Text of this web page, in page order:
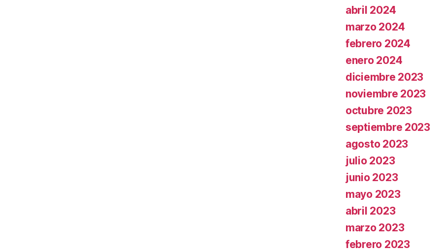
abril 2024
marzo 2024
febrero 2024
enero 2024
diciembre 2023
noviembre 2023
octubre 2023
septiembre 2023
agosto 2023
julio 2023
junio 2023
mayo 2023
abril 2023
marzo 2023
febrero 2023